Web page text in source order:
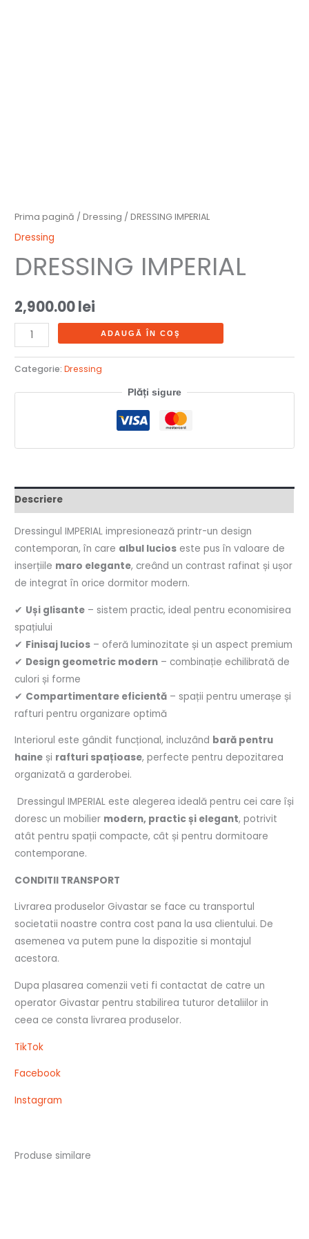
Prima pagină /Dressing / DRESSING IMPERIAL
Dressing
DRESSING IMPERIAL
2,900.00lei
ADAUGĂ ÎN COȘ
Categorie:Dressing
Plăți sigure
Descriere
Dressingul IMPERIAL impresionează printr-un design
contemporan, în care albul lucios este pus în valoare de
inserțiile maro elegante, creând un contrast rafinat și ușor
de integrat în orice dormitor modern.
✔ Uși glisante – sistem practic, ideal pentru economisirea
spațiului
✔ Finisaj lucios – oferă luminozitate și un aspect premium
✔ Design geometric modern – combinație echilibrată de
culori și forme
✔ Compartimentare eficientă – spații pentru umerașe și
rafturi pentru organizare optimă
Interiorul este gândit funcțional, incluzând bară pentru
haine și rafturi spațioase, perfecte pentru depozitarea
organizată a garderobei.
Dressingul IMPERIAL este alegerea ideală pentru cei care își
doresc un mobilier modern, practic și elegant, potrivit
atât pentru spații compacte, cât și pentru dormitoare
contemporane.
CONDITII TRANSPORT
Livrarea produselor Givastar se face cu transportul
societatii noastre contra cost pana la usa clientului. De
asemenea va putem pune la dispozitie si montajul
acestora.
Dupa plasarea comenzii veti fi contactat de catre un
operator Givastar pentru stabilirea tuturor detaliilor in
ceea ce consta livrarea produselor.
TikTok
Facebook
Instagram
Produse similare